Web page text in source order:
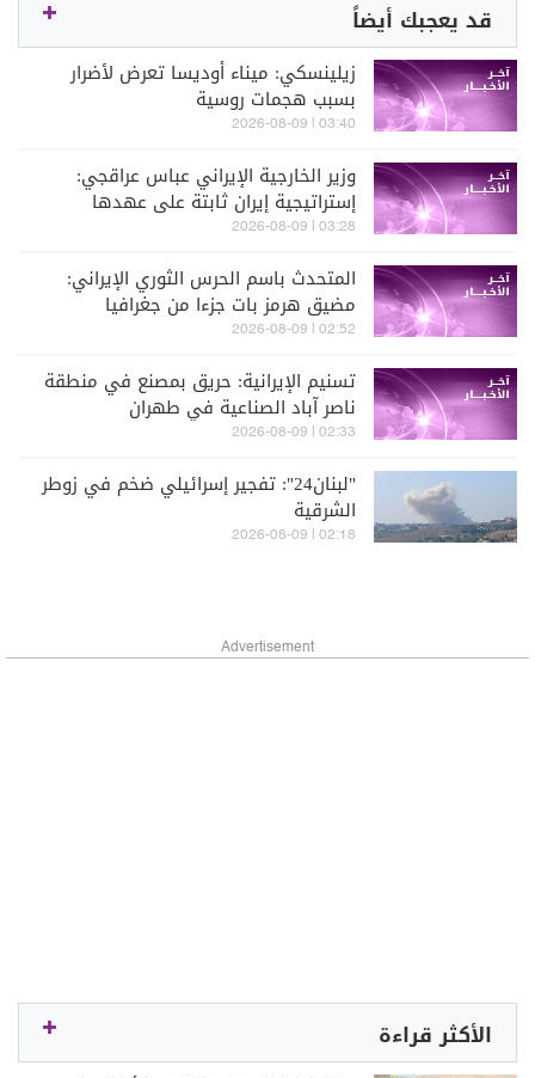
قد يعجبك أيضاً
زيلينسكي: ميناء أوديسا تعرض لأضرار
بسبب هجمات روسية
03:40 | 2026-08-09
وزير الخارجية الإيراني عباس عراقجي:
إستراتيجية إيران ثابتة على عهدها
بالمقاومة ومواصلة الصمود رغم كل
03:28 | 2026-08-09
المتحدث باسم الحرس الثوري الإيراني:
مضيق هرمز بات جزءا من جغرافيا
المواجهة بالنسبة لنا وليس مجرد ممر
02:52 | 2026-08-09
تسنيم الإيرانية: حريق بمصنع في منطقة
ناصر آباد الصناعية في طهران
02:33 | 2026-08-09
"لبنان24": تفجير إسرائيلي ضخم في زوطر
الشرقية
02:18 | 2026-08-09
Advertisement
الأكثر قراءة